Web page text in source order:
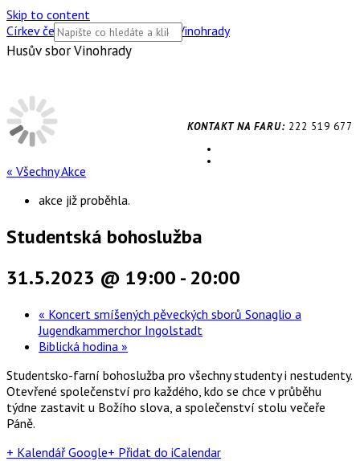
Skip to content
Církev československá husitská Vinohrady
Husův sbor Vinohrady
KONTAKT NA FARU: 222 519 677
« Všechny Akce
akce již proběhla.
Studentská bohoslužba
31.5.2023 @ 19:00 - 20:00
« Koncert smíšených pěveckých sborů Sonaglio a
Jugendkammerchor Ingolstadt
Biblická hodina »
Studentsko-farní bohoslužba pro všechny studenty i nestudenty.
Otevřené společenství pro každého, kdo se chce v průběhu
týdne zastavit u Božího slova, a společenství stolu večeře
Páně.
+ Kalendář Google+ Přidat do iCalendar